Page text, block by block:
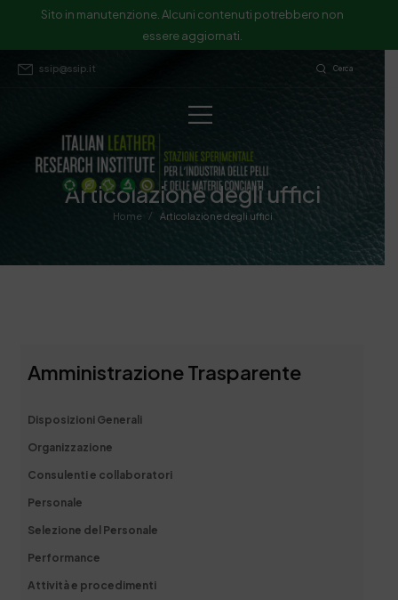
Sito in manutenzione. Alcuni contenuti potrebbero non
essere aggiornati.
ssip@ssip.it Cerca
Articolazione degli uffici
Home / Articolazione degli uffici
Amministrazione Trasparente
Disposizioni Generali
Organizzazione
Consulenti e collaboratori
Personale
Selezione del Personale
Performance
Attività e procedimenti